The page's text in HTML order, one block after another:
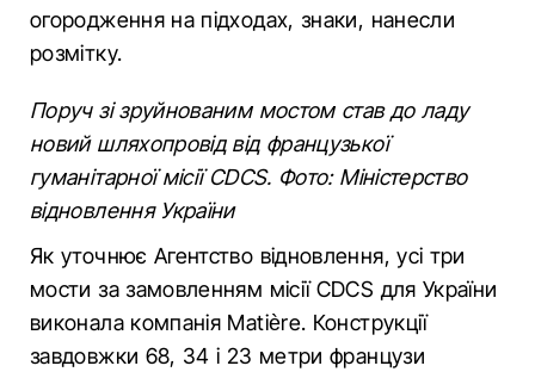
огородження на підходах, знаки, нанесли
розмітку.
Поруч зі зруйнованим мостом став до ладу
новий шляхопровід від французької
гуманітарної місії CDCS. Фото: Міністерство
відновлення України
Як уточнює Агентство відновлення, усі три
мости за замовленням місії CDCS для України
виконала компанія Matière. Конструкції
завдовжки 68, 34 і 23 метри французи